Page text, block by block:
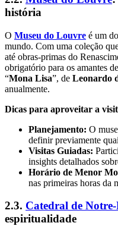
história
O Museu do Louvre é um
mundo. Com uma coleção
até obras-primas do
obrigatório para os amantes
“Mona Lisa”, de Leonardo
anualmente.
Dicas para aproveitar a
Planejamento: O
definir previamente
Visitas Guiadas:
insights detalhados
Horário de Menor
nas primeiras horas da
2.3. Catedral de
espiritualidade